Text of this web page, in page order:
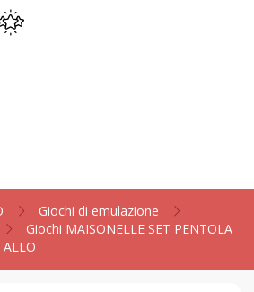
Giochi di emulazione
Giochi MAISONELLE SET PENTOLA